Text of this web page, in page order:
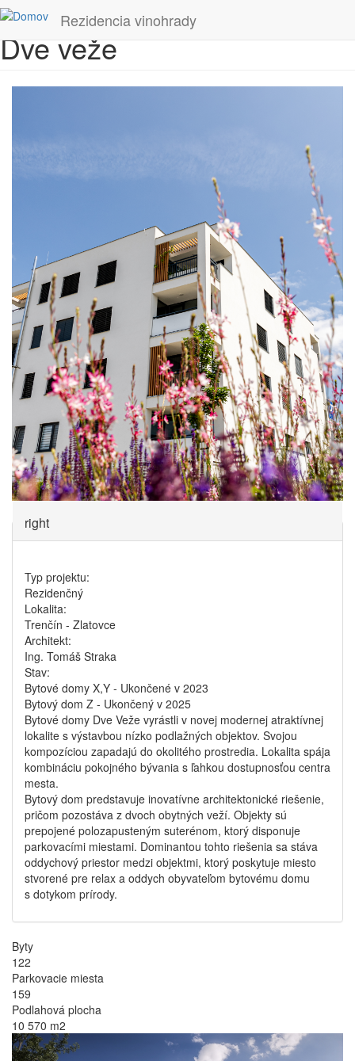
Skočiť na hlavný obsah
Rezidencia vinohrady
Dve veže
right
Typ projektu:
Rezidenčný
Lokalita:
Trenčín - Zlatovce
Architekt:
Ing. Tomáš Straka
Stav:
Bytové domy X,Y - Ukončené v 2023
Bytový dom Z - Ukončený v 2025
Bytové domy Dve Veže vyrástli v novej modernej atraktívnej
lokalite s výstavbou nízko podlažných objektov. Svojou
kompozíciou zapadajú do okolitého prostredia. Lokalita spája
kombináciu pokojného bývania s ľahkou dostupnosťou centra
mesta.
Bytový dom predstavuje inovatívne architektonické riešenie,
pričom pozostáva z dvoch obytných veží. Objekty sú
prepojené polozapusteným suterénom, ktorý disponuje
parkovacími miestami. Dominantou tohto riešenia sa stáva
oddychový priestor medzi objektmi, ktorý poskytuje miesto
stvorené pre relax a oddych obyvateľom bytovému domu
s dotykom prírody.
Byty
122
Parkovacie miesta
159
Podlahová plocha
10 570 m2